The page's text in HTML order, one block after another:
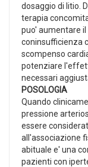
dosaggio di litio.
terapia
puo' aumentare
coninsufficienza
scompenso
potenziare
necessari
POSOLOGIA
Quando
pressione
essere
all'associazione
abituale e' una
pazienti con